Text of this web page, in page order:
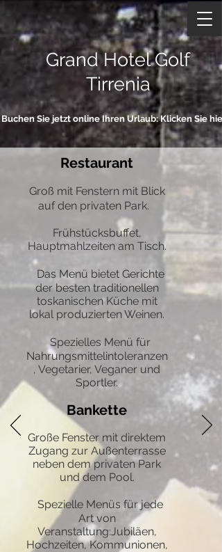
Grand Hotel Golf
Tirrenia
Buchen Sie jetzt online Ihren Urlaub: Klicken Sie hier
Restaurant
Groß mit Fenstern mit Blick
auf den privaten Park.
Frühstücksbuffet,
Hauptmahlzeiten am Tisch.
Das Menü bietet Gerichte
der besten traditionellen
toskanischen Küche mit
lokal produzierten Weinen.
Spezielles Menü für
Nahrungsmittelintoleranzen
, Vegetarier, Veganer und
Sportler.
Bankette
Große Fenster mit direktem
Zugang zur Außenterrasse
neben dem privaten Park
und dem Pool.
Spezielle Menüs für jede
Art von
Veranstaltung:Jubiläen,
Hochzeiten, Kommunionen,